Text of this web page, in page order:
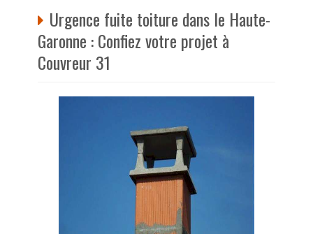
Urgence fuite toiture dans le Haute-
Garonne : Confiez votre projet à
Couvreur 31